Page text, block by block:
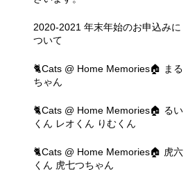
2021年7月1日
2020-2021 年末年始のお申込みに
ついて
2020年10月28日
🐈Cats @ Home Memories🏠 まる
ちゃん
2020年8月29日
🐈Cats @ Home Memories🏠 るい
くん レオくん りむくん
2020年8月6日
🐈Cats @ Home Memories🏠 虎六
くん 虎七つちゃん